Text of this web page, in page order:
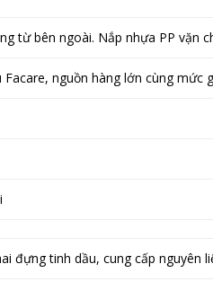
từ bên ngoài. Nắp nhựa PP vặn
nguồn hàng lớn cùng mức
đựng tinh dầu, cung cấp nguyên